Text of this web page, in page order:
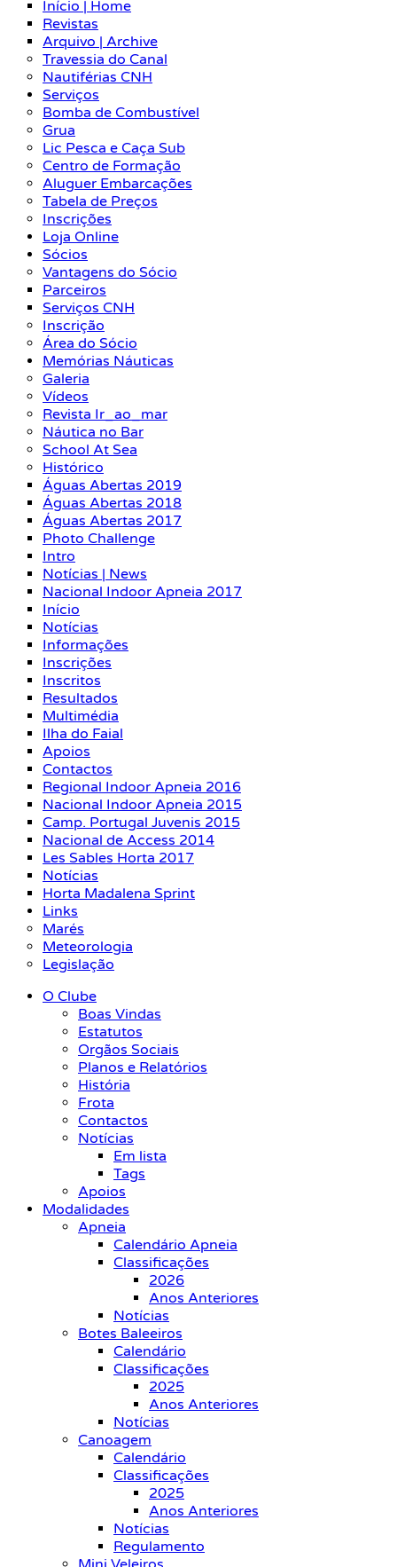
Início | Home
Revistas
Arquivo | Archive
Travessia do Canal
Nautiférias CNH
Serviços
Bomba de Combustível
Grua
Lic Pesca e Caça Sub
Centro de Formação
Aluguer Embarcações
Tabela de Preços
Inscrições
Loja Online
Sócios
Vantagens do Sócio
Parceiros
Serviços CNH
Inscrição
Área do Sócio
Memórias Náuticas
Galeria
Vídeos
Revista Ir_ao_mar
Náutica no Bar
School At Sea
Histórico
Águas Abertas 2019
Águas Abertas 2018
Águas Abertas 2017
Photo Challenge
Intro
Notícias | News
Nacional Indoor Apneia 2017
Início
Notícias
Informações
Inscrições
Inscritos
Resultados
Multimédia
Ilha do Faial
Apoios
Contactos
Regional Indoor Apneia 2016
Nacional Indoor Apneia 2015
Camp. Portugal Juvenis 2015
Nacional de Access 2014
Les Sables Horta 2017
Notícias
Horta Madalena Sprint
Links
Marés
Meteorologia
Legislação
O Clube
Boas Vindas
Estatutos
Orgãos Sociais
Planos e Relatórios
História
Frota
Contactos
Notícias
Em lista
Tags
Apoios
Modalidades
Apneia
Calendário Apneia
Classificações
2026
Anos Anteriores
Notícias
Botes Baleeiros
Calendário
Classificações
2025
Anos Anteriores
Notícias
Canoagem
Calendário
Classificações
2025
Anos Anteriores
Notícias
Regulamento